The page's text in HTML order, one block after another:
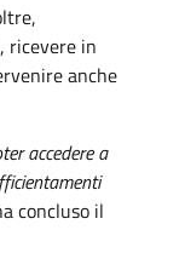
ricevere in
anche
accedere a
concluso il